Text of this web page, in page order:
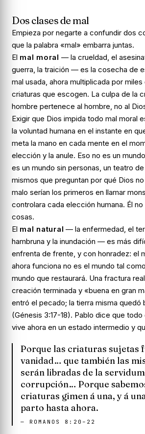
Dos clases de mal
Empieza por negarte a confundir dos
que la palabra «mal» embarra juntas.
El mal moral — la crueldad, el
guerra, la traición — es la cosecha de
mal usada, ahora multiplicada por
criaturas que escogen. La culpa de la
hombre pertenece al hombre, no al
Exigir que Dios impida todo mal moral
la voluntad humana en el instante en
meta la mano en cada mente en el
elección y la anule. Eso no es un
es un mundo sin personas, un teatro
mismos que preguntan por qué Dios
malo serían los primeros en llamar
controlara cada elección humana. Él
cosas.
El mal natural — la enfermedad, el
hambruna y la inundación — es más
enfrenta de frente, y con honradez: el
ahora funciona no es el mundo tal
mundo que restaurará. Una fractura
creación terminada y «buena en gran
entró el pecado; la tierra misma quedó
(Génesis 3:17-18). Pablo dice que
vive ahora en un estado intermedio y
Porque las criaturas sujetas
vanidad… que también las
serán libradas de la
corrupción… Porque
criaturas gimen á una, y á
parto hasta ahora.
— ROMANOS 8:20–22